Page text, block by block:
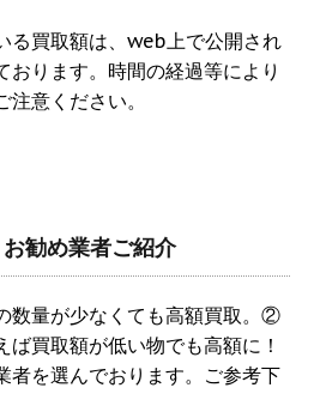
買取額は、web上で公開され
おります。時間の経過等により
意ください。
お勧め業者ご紹介
数量が少なくても高額買取。②
買取額が低い物でも高額に！
を選んでおります。ご参考下